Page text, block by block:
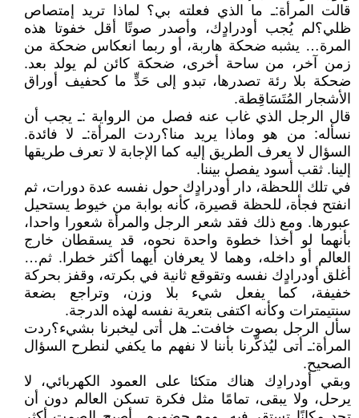
قالت المرأة: ـ ما الذي فعلته بي؟ لماذا تريد إمتصاص
ظلي؟ لم يُجب أودرادٍك، وأصدر صوتًا أقل خفوتا هذه
المرة… يشبه ضحكة هاربة، أو ربما انعكاس ضحكة من
زمن آخر، من ساحة أخرى، ضحكة كائن لم يولد بعد.
ضحكة بلا رئة تصدرها، تبدو إلى حَدٍّ ما كحفيف أوراق
الأشجار المُتَسَاقِطة.
قال الرجل الذي غاب عنه فصل من الرواية : ـ يجب أن
نسأله: من هو وماذا يريد منا؟ ردت المرأة: ـ لا فائدة.
السؤال لا يعرف الطريق إليه كما الإجابة لا تعرف طريقها
إلينا. ثقب أسود يفصل بيننا.
في تلك اللحظة، دار أودرادٍك حول نفسه عدة دورات، ثم
انفتح فجأة، للحظة قصيرة، كأنه بوابة من خيوط يستحيل
عبورها. ومع ذلك فقد شعر الرجل والمرأة شعورا واحدا،
بأنهما لو أخذا خطوة واحدة نحوه، قد يسقطان خارج
العالم أو داخله، وهما لا يعرفان أيهما أكثر خطرا. ثم…
أغلق أودرادٍك نفسه وتقوقع ثانية في بكرته، وقفز بحركة
خفيفة، كما يفعل شيء بلا وزن، وتراجع بضعة
سنتيمترات وكأنه اكتفى بتعرية نفسه لهذه الدرجة.
سأل الرجل بصوت خافت: ـ هل أتى ليخبرنا بشيء؟ ردت
المرأة: ـ أتى ليُذكّرنا بأننا لا نفهم ما يكفي لنطرح السؤال
الصحيح.
وبقي أودرادِك هناك متكئا على العمود الكهربائي، لا
يرحل، ولا يبقى، تمامًا مثل فكرة تسكن العالم دون أن